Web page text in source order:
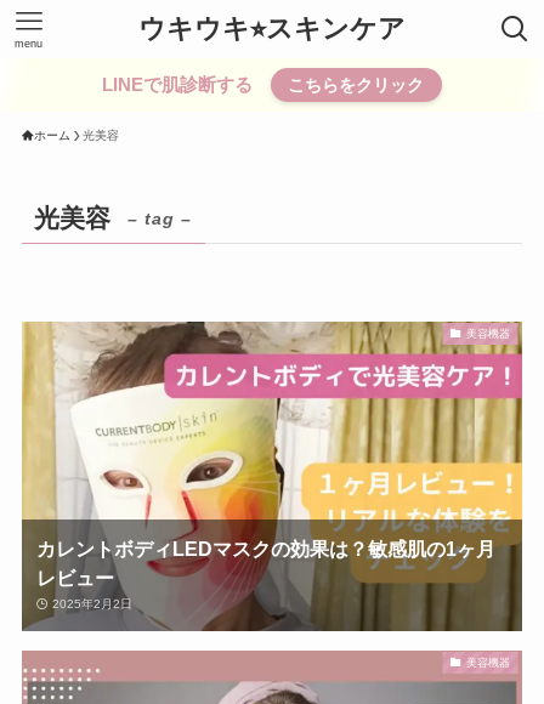
ウキウキ⭐︎スキンケア
menu
LINEで肌診断する こちらをクリック
ホーム 光美容
光美容 – tag –
美容機器
カレントボディLEDマスクの効果は？敏感肌の1ヶ月
レビュー
2025年2月2日
美容機器